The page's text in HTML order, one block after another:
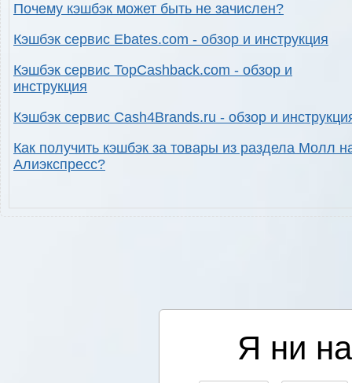
Почему кэшбэк может быть не зачислен?
Кэшбэк сервис Ebates.com - обзор и инструкция
Кэшбэк сервис TopCashback.com - обзор и
инструкция
Кэшбэк сервис Cash4Brands.ru - обзор и
Как получить кэшбэк за товары из раздела Молл
Алиэкспресс?
Я ни